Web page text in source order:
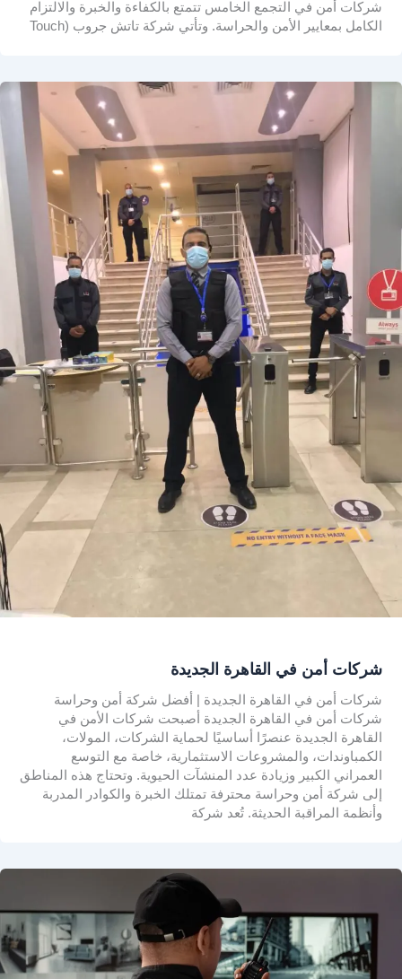
شركات أمن في التجمع الخامس تتمتع بالكفاءة والخبرة والالتزام
الكامل بمعايير الأمن والحراسة. وتأتي شركة تاتش جروب (Touch
شركات أمن في القاهرة الجديدة
شركات أمن في القاهرة الجديدة | أفضل شركة أمن وحراسة
شركات أمن في القاهرة الجديدة أصبحت شركات الأمن في
القاهرة الجديدة عنصرًا أساسيًا لحماية الشركات، المولات،
الكمباوندات، والمشروعات الاستثمارية، خاصة مع التوسع
العمراني الكبير وزيادة عدد المنشآت الحيوية. وتحتاج هذه المناطق
إلى شركة أمن وحراسة محترفة تمتلك الخبرة والكوادر المدربة
وأنظمة المراقبة الحديثة. تُعد شركة